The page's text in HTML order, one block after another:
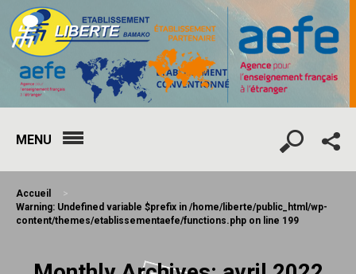
MENU
Accueil
>
Warning: Undefined variable $prefix in /home/liberte/public_html/wp-
content/themes/etablissementaefe/functions.php on line 199